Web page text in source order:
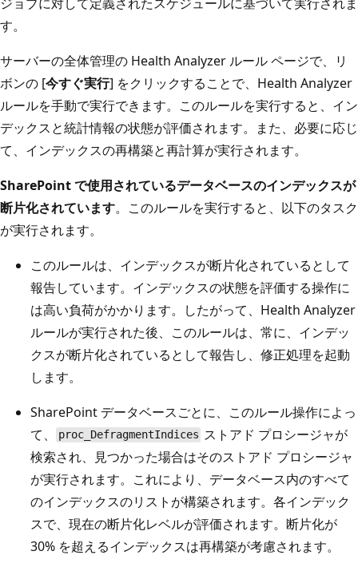
す。
サーバーの全体管理の Health Analyzer ルール ページで、リ
ボンの [今すぐ実行] をクリックすることで、Health Analyzer
ルールを手動で実行できます。このルールを実行すると、イン
デックスと統計情報の状態が評価されます。また、必要に応じ
て、インデックスの再構築と再計算が実行されます。
SharePoint で使用されているデータベースのインデックスが
断片化されています。このルールを実行すると、以下のタスク
が実行されます。
このルールは、インデックスが断片化されているとして
報告しています。インデックスの状態を評価する操作に
は高い負荷がかかります。したがって、Health Analyzer
ルールが実行された後、このルールは、常に、インデッ
クスが断片化されているとして報告し、修正処理を起動
します。
SharePoint データベースごとに、このルール操作によっ
て、
proc_DefragmentIndices ストアド プロシージャが
検索され、見つかった場合はそのストアド プロシージャ
が実行されます。これにより、データベース内のすべて
のインデックスのリストが構築されます。各インデック
スで、現在の断片化レベルが評価されます。断片化が
30% を超えるインデックスは再構築が考慮されます。